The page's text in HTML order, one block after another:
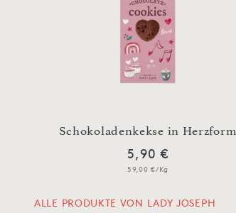
Schokoladenkekse in Herzform
5,90 €
59,00 €/Kg
ALLE PRODUKTE VON LADY JOSEPH